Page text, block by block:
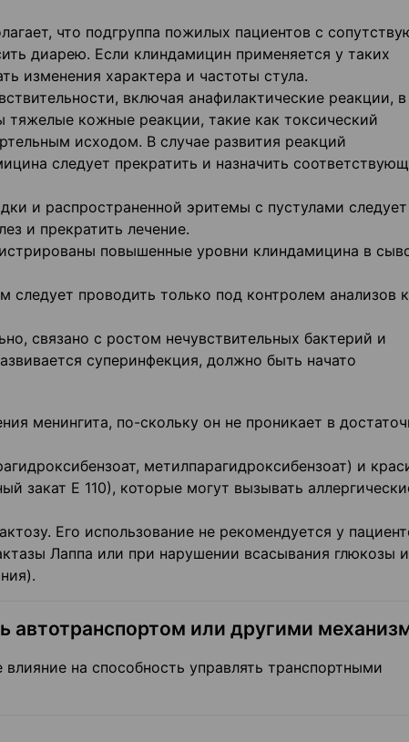
что подгруппа пожилых пациентов с
диарею. Если клиндамицин применяется у таких
изменения характера и частоты стула.
включая анафилактические реакции,
тяжелые кожные реакции, такие как токсический
исходом. В случае развития реакций
следует прекратить и назначить
и распространенной эритемы с пустулами следует
и прекратить лечение.
повышенные уровни клиндамицина в
проводить только под контролем анализов
связано с ростом нечувствительных бактерий и
суперинфекция, должно быть начато
менингита, по-скольку он не проникает в
метилпарагидроксибензоат) и
закат Е 110), которые могут вызывать
Его использование не рекомендуется у
Лаппа или при нарушении всасывания глюкозы и
автотранспортом или другими
на способность управлять транспортными